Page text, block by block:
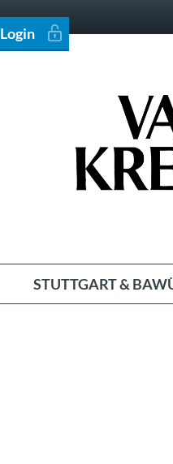
Login
STUTTGART &